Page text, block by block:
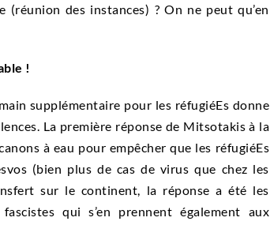
des instances) ? On ne peut qu’en
!
supplémentaire pour les réfugiéEs donne
La première réponse de Mitsotakis à la
à eau pour empêcher que les réfugiéEs
(bien plus de cas de virus que chez les
sur le continent, la réponse a été les
qui s’en prennent également aux